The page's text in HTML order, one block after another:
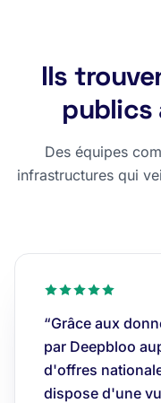
Ils
publics
Des équipes
infrastructures qui
“Grâce aux
par Deepbloo
d'offres
dispose d'une